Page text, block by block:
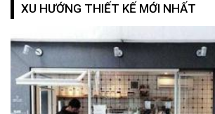
XU HƯỚNG THIẾT KẾ MỚI NHẤT